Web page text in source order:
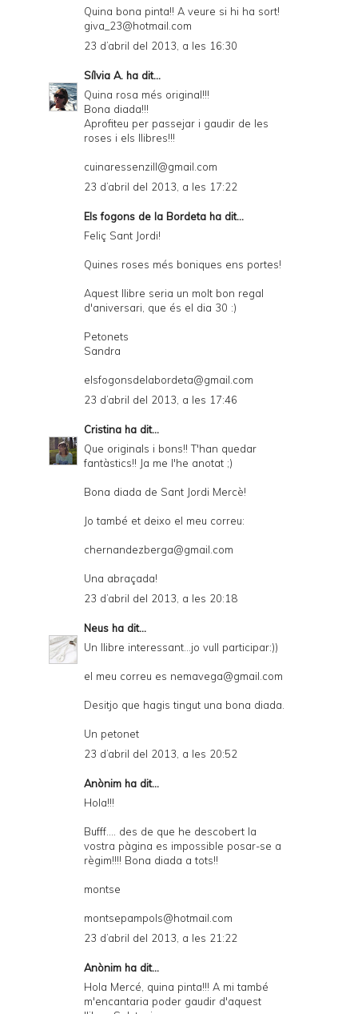
Quina bona pinta!! A veure si hi ha sort!
giva_23@hotmail.com
23 d’abril del 2013, a les 16:30
Sílvia A. ha dit...
Quina rosa més original!!!
Bona diada!!!
Aprofiteu per passejar i gaudir de les
roses i els llibres!!!
cuinaressenzill@gmail.com
23 d’abril del 2013, a les 17:22
Els fogons de la Bordeta ha dit...
Feliç Sant Jordi!
Quines roses més boniques ens portes!
Aquest llibre seria un molt bon regal
d'aniversari, que és el dia 30 :)
Petonets
Sandra
elsfogonsdelabordeta@gmail.com
23 d’abril del 2013, a les 17:46
Cristina ha dit...
Que originals i bons!! T'han quedar
fantàstics!! Ja me l'he anotat ;)
Bona diada de Sant Jordi Mercè!
Jo també et deixo el meu correu:
chernandezberga@gmail.com
Una abraçada!
23 d’abril del 2013, a les 20:18
Neus ha dit...
Un llibre interessant...jo vull participar:))
el meu correu es nemavega@gmail.com
Desitjo que hagis tingut una bona diada.
Un petonet
23 d’abril del 2013, a les 20:52
Anònim ha dit...
Hola!!!
Bufff.... des de que he descobert la
vostra pàgina es impossible posar-se a
règim!!!! Bona diada a tots!!
montse
montsepampols@hotmail.com
23 d’abril del 2013, a les 21:22
Anònim ha dit...
Hola Mercé, quina pinta!!! A mi també
m'encantaria poder gaudir d'aquest